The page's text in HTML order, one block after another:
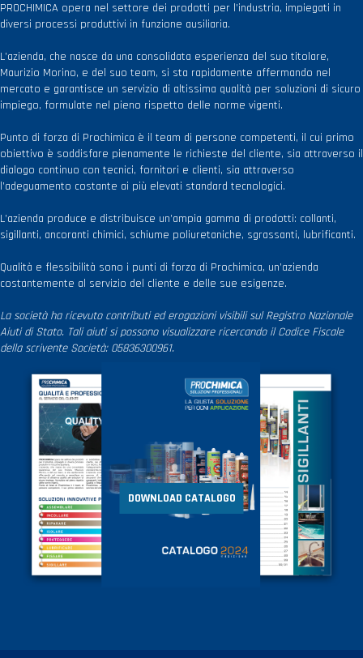
PROCHIMICA opera nel settore dei prodotti per l’industria, impiegati in
diversi processi produttivi in funzione ausiliaria.
L’azienda, che nasce da una consolidata esperienza del suo titolare,
Maurizio Morino, e del suo team, si sta rapidamente affermando nel
mercato e garantisce un servizio di altissima qualità per soluzioni di sicuro
impiego, formulate nel pieno rispetto delle norme vigenti.
Punto di forza di Prochimica è il team di persone competenti, il cui primo
obiettivo è soddisfare pienamente le richieste del cliente, sia attraverso il
dialogo continuo con tecnici, fornitori e clienti, sia attraverso
l’adeguamento costante ai più elevati standard tecnologici.
L’azienda produce e distribuisce un’ampia gamma di prodotti: collanti,
sigillanti, ancoranti chimici, schiume poliuretaniche, sgrassanti, lubrificanti.
Qualità e flessibilità sono i punti di forza di Prochimica, un’azienda
costantemente al servizio del cliente e delle sue esigenze.
La società ha ricevuto contributi ed erogazioni visibili sul Registro Nazionale
Aiuti di Stato. Tali aiuti si possono visualizzare ricercando il Codice Fiscale
della scrivente Società: 05836300961.
DOWNLOAD CATALOGO